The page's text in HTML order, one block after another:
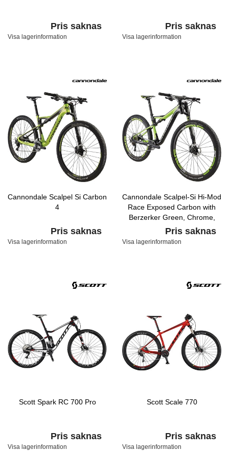
Pris saknas
Visa lagerinformation
Pris saknas
Visa lagerinformation
Cannondale Scalpel Si Carbon
4
Pris saknas
Visa lagerinformation
Cannondale Scalpel-Si Hi-Mod
Race Exposed Carbon with
Berzerker Green, Chrome,
Matte Nearly Black, Gloss
Pris saknas
Visa lagerinformation
Scott Spark RC 700 Pro
Pris saknas
Visa lagerinformation
Scott Scale 770
Pris saknas
Visa lagerinformation